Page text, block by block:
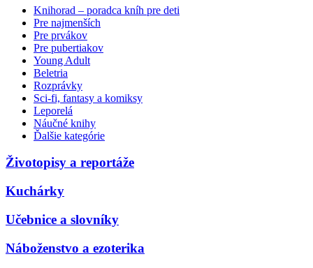
Knihorad – poradca kníh pre deti
Pre najmenších
Pre prvákov
Pre pubertiakov
Young Adult
Beletria
Rozprávky
Sci-fi, fantasy a komiksy
Leporelá
Náučné knihy
Ďalšie kategórie
Životopisy a reportáže
Kuchárky
Učebnice a slovníky
Náboženstvo a ezoterika